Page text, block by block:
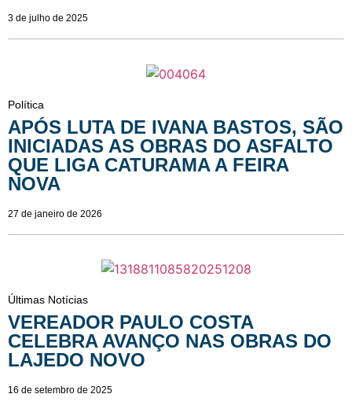
3 de julho de 2025
Política
APÓS LUTA DE IVANA BASTOS, SÃO
INICIADAS AS OBRAS DO ASFALTO
QUE LIGA CATURAMA A FEIRA
NOVA
27 de janeiro de 2026
Últimas Notícias
VEREADOR PAULO COSTA
CELEBRA AVANÇO NAS OBRAS DO
LAJEDO NOVO
16 de setembro de 2025